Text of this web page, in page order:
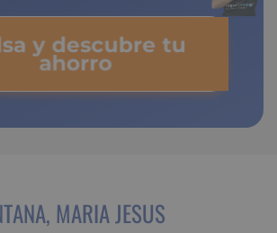
y descubre tu
ahorro
MARIA JESUS